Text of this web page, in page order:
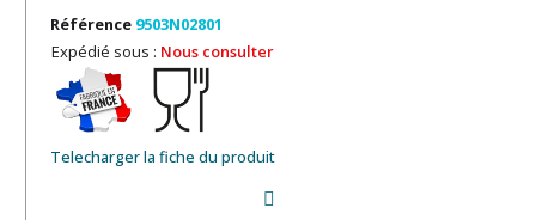
Référence 9503N02801
Expédié sous : Nous consulter
Telecharger la fiche du produit